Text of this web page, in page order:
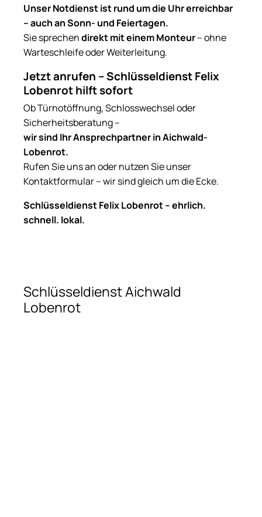
Unser Notdienst ist rund um die Uhr erreichbar
– auch an Sonn- und Feiertagen.
Sie sprechendirekt mit einem Monteur– ohne
Warteschleife oder Weiterleitung.
Jetzt anrufen – Schlüsseldienst Felix
Lobenrot hilft sofort
Ob Türnotöffnung, Schlosswechsel oder
Sicherheitsberatung –
wir sind Ihr Ansprechpartner in Aichwald-
Lobenrot.
Rufen Sie uns an oder nutzen Sie unser
Kontaktformular – wir sind gleich um die Ecke.
Schlüsseldienst Felix Lobenrot – ehrlich.
schnell. lokal.
Schlüsseldienst Aichwald
Lobenrot